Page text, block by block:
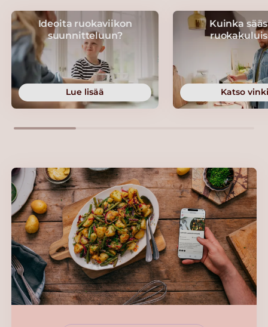
Ideoita ruokaviikon
suunnitteluun?
Lue lisää
Kuinka
Katso